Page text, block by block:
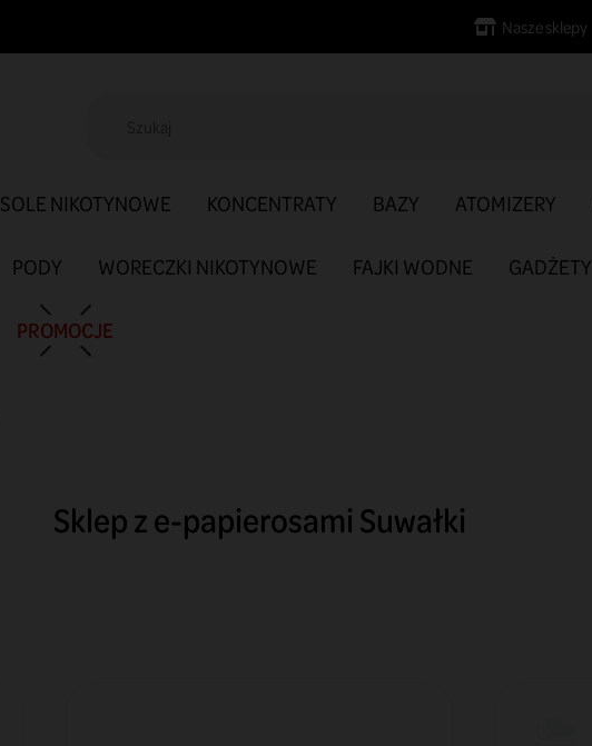
Nasze sklepy
SOLE NIKOTYNOWE KONCENTRATY BAZY ATOMIZERY
PODY WORECZKI NIKOTYNOWE FAJKI WODNE GADŻETY
PROMOCJE
Sklep z e-papierosami Suwałki